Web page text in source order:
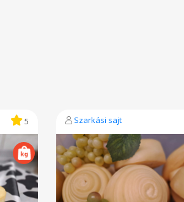
5 Szarkási sajt